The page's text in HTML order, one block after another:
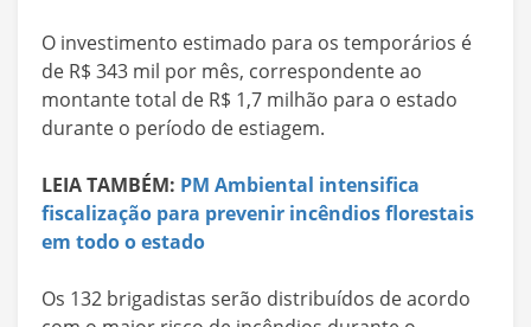
O investimento estimado para os temporários é
de R$ 343 mil por mês, correspondente ao
montante total de R$ 1,7 milhão para o estado
durante o período de estiagem.
LEIA TAMBÉM: PM Ambiental intensifica
fiscalização para prevenir incêndios florestais
em todo o estado
Os 132 brigadistas serão distribuídos de acordo